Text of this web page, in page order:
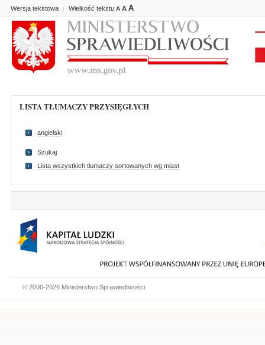
Wersja tekstowa | Wielkość tekstu A A A
LISTA TŁUMACZY PRZYSIĘGŁYCH
angielski
Szukaj
Lista wszystkich tlumaczy sortowanych wg miast
© 2000-2026 Ministerstwo Sprawiedliwości